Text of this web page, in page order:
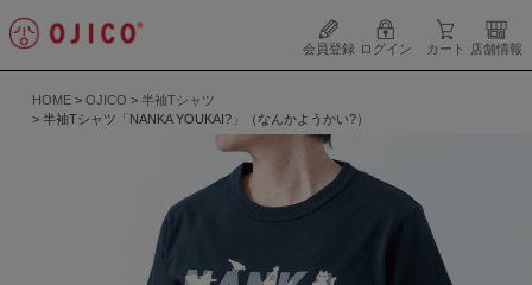
会員登録 ログイン カート 店舗情報
HOME OJICO
半袖Tシャツ
半袖Tシャツ「NANKA YOUKAI?」（なんかようかい?）